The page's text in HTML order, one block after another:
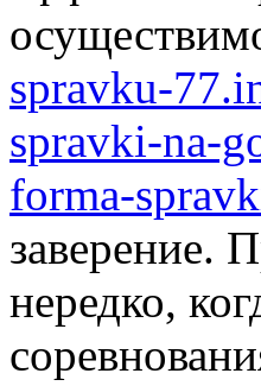
spravku-
spravki-na-
forma-
заверение.
нередко,